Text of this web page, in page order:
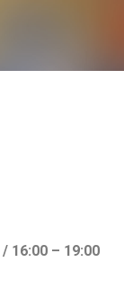
/ 16:00 – 19:00